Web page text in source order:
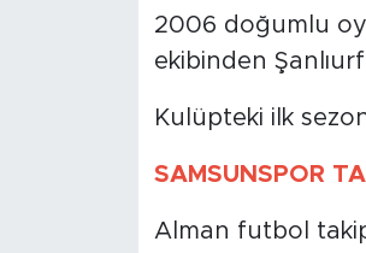
2006 doğumlu
ekibinden
Kulüpteki ilk
SAMSUNSPOR
Alman futbol